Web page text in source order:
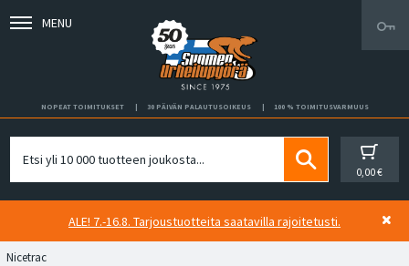
MENU
NOPEAT TOIMITUKSET 30 PÄIVÄN PALAUTUSOIKEUS 100 % TOIMITUSVARMUUS
0,00 €
ALE! 7.-16.8. Tarjoustuotteita saatavilla rajoitetusti.
Nicetrac